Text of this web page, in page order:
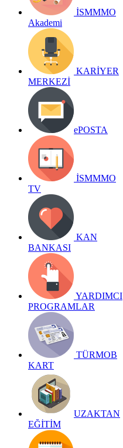
İSMMMO
Akademi
KARİYER
MERKEZİ
ePOSTA
İSMMMO
TV
KAN
BANKASI
YARDIMCI
PROGRAMLAR
TÜRMOB
KART
UZAKTAN
EĞİTİM